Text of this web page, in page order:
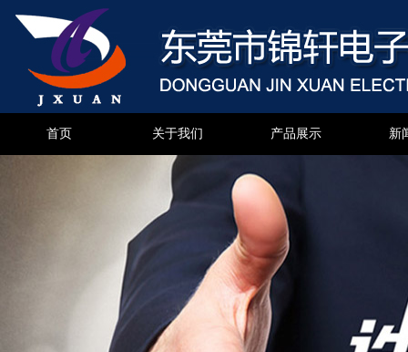
首页 关于我们 产品展示 新